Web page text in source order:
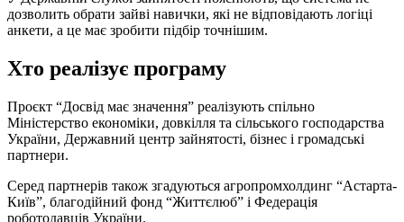
дозволить обрати зайві навички, які не відповідають логіці
анкети, а це має зробити підбір точнішим.
Хто реалізує програму
Проєкт “Досвід має значення” реалізують спільно
Міністерство економіки, довкілля та сільського господарства
України, Державний центр зайнятості, бізнес і громадські
партнери.
Серед партнерів також згадуються агропромхолдинг “Астарта-
Київ”, благодійний фонд “Життєлюб” і Федерація
роботодавців України.